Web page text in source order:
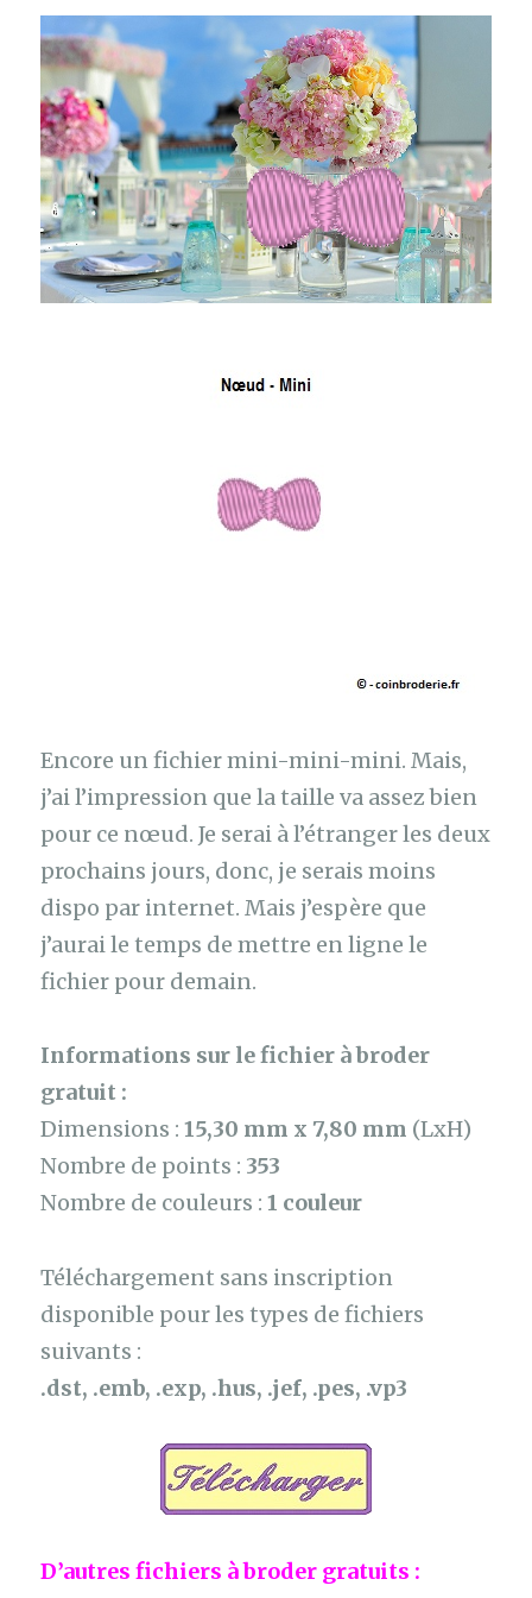
Encore un fichier mini-mini-mini. Mais,
j’ai l’impression que la taille va assez bien
pour ce nœud. Je serai à l’étranger les deux
prochains jours, donc, je serais moins
dispo par internet. Mais j’espère que
j’aurai le temps de mettre en ligne le
fichier pour demain.
Informations sur le fichier à broder
gratuit :
Dimensions :15,30 mm x 7,80 mm (LxH)
Nombre de points : 353
Nombre de couleurs :1 couleur
Téléchargement sans inscription
disponible pour les types de fichiers
suivants :
.dst, .emb, .exp, .hus, .jef, .pes, .vp3
D’autres fichiers à broder gratuits :